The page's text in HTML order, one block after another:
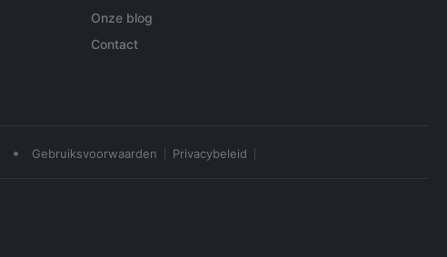
Onze blog
Contact
• Gebruiksvoorwaarden Privacybeleid